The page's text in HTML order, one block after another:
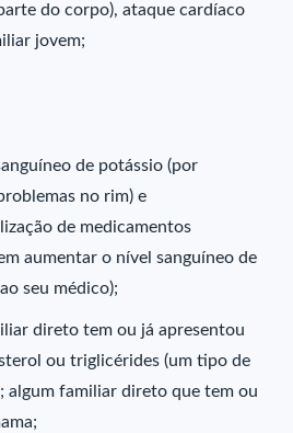
do corpo), ataque cardíaco
jovem;
de potássio (por
no rim) e
de medicamentos
aumentar o nível sanguíneo de
seu médico);
direto tem ou já apresentou
ou triglicérides (um tipo de
algum familiar direto que tem ou